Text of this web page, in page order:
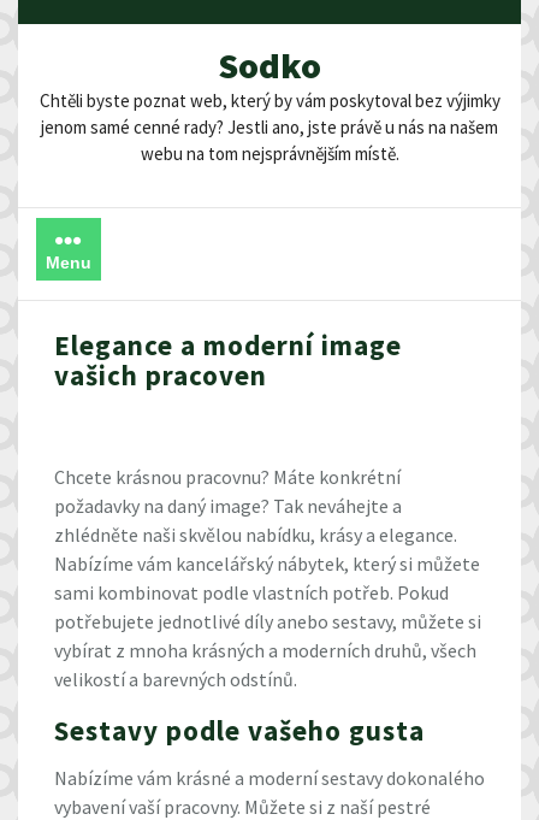
Sodko
Chtěli byste poznat web, který by vám poskytoval bez výjimky
jenom samé cenné rady? Jestli ano, jste právě u nás na našem
webu na tom nejsprávnějším místě.
Menu
Elegance a moderní image
vašich pracoven
Chcete krásnou pracovnu? Máte konkrétní
požadavky na daný image? Tak neváhejte a
zhlédněte naši skvělou nabídku, krásy a elegance.
Nabízíme vám kancelářský nábytek, který si můžete
sami kombinovat podle vlastních potřeb. Pokud
potřebujete jednotlivé díly anebo sestavy, můžete si
vybírat z mnoha krásných a moderních druhů, všech
velikostí a barevných odstínů.
Sestavy podle vašeho gusta
Nabízíme vám krásné a moderní sestavy dokonalého
vybavení vaší pracovny. Můžete si z naší pestré